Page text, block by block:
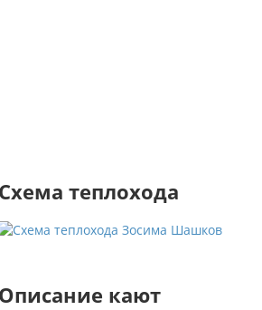
Схема теплохода
Описание кают